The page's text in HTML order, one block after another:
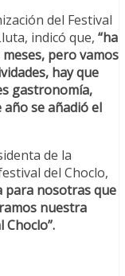
del Festival
indicó que, “ha
pero vamos
hay que
gastronomía,
se añadió el
de la
del Choclo,
para nosotras que
nuestra